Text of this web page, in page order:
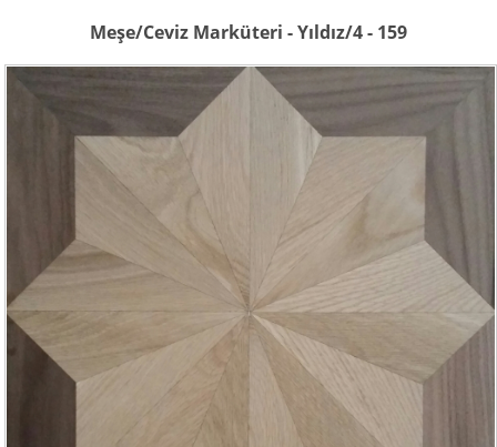
Meşe/Ceviz Marküteri - Yıldız/4 - 159